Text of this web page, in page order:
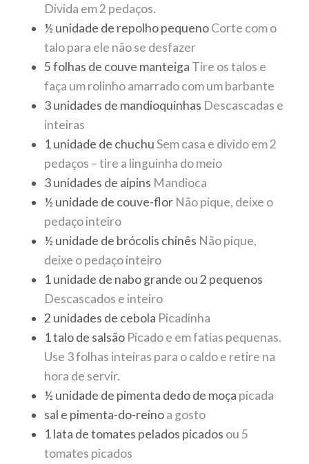
Divida em 2 pedaços.
½ unidade de repolho pequenoCorte com o
talo para ele não se desfazer
5 folhas de couve manteiga Tire os talos e
faça um rolinho amarrado com um barbante
3unidades de mandioquinhas Descascadas e
inteiras
1unidade de chuchu Sem casa e divido em 2
pedaços – tire a linguinha do meio
3unidades de aipins Mandioca
½ unidade de couve-flor Não pique, deixe o
pedaço inteiro
½ unidade de brócolis chinês Não pique,
deixe o pedaço inteiro
1unidade de nabo grande ou 2 pequenos
Descascados e inteiro
2 unidades de cebola Picadinha
1talode salsão Picado e em fatias pequenas.
Use 3 folhas inteiras para o caldo e retire na
hora de servir.
½ unidade de pimenta dedo de moça picada
sal e pimenta-do-reinoa gosto
1lata de tomates pelados picados ou 5
tomates picados